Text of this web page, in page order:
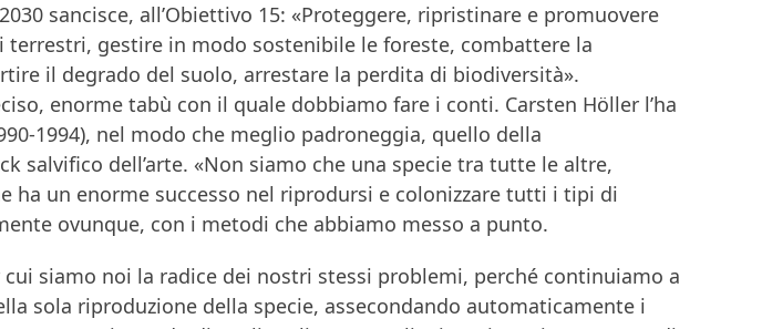
sancisce, all’Obiettivo 15: «Proteggere, ripristinare e promuovere
terrestri, gestire in modo sostenibile le foreste, combattere la
il degrado del suolo, arrestare la perdita di biodiversità».
enorme tabù con il quale dobbiamo fare i conti. Carsten Höller l’ha
1994), nel modo che meglio padroneggia, quello della
salvifico dell’arte. «Non siamo che una specie tra tutte le altre,
ha un enorme successo nel riprodursi e colonizzare tutti i tipi di
ovunque, con i metodi che abbiamo messo a punto.
siamo noi la radice dei nostri stessi problemi, perché continuiamo a
sola riproduzione della specie, assecondando automaticamente i